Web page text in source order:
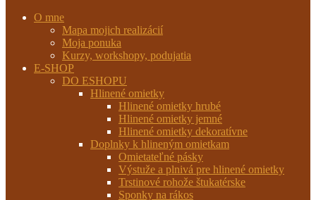
O mne
Mapa mojich realizácií
Moja ponuka
Kurzy, workshopy, podujatia
E-SHOP
DO ESHOPU
Hlinené omietky
Hlinené omietky hrubé
Hlinené omietky jemné
Hlinené omietky dekoratívne
Doplnky k hlineným omietkam
Omietateľné pásky
Výstuže a plnivá pre hlinené omietky
Trstinové rohože štukatérske
Sponky na rákos